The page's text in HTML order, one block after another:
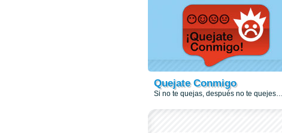
Quejate Conmigo
Si no te quejas, después no te quejes…